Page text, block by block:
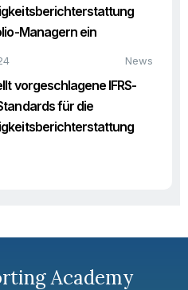
Managern ein
News
vorgeschlagene IFRS-
für die
Academy